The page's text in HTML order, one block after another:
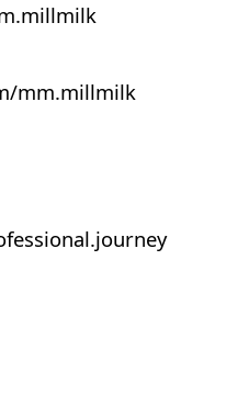
mm.millmilk